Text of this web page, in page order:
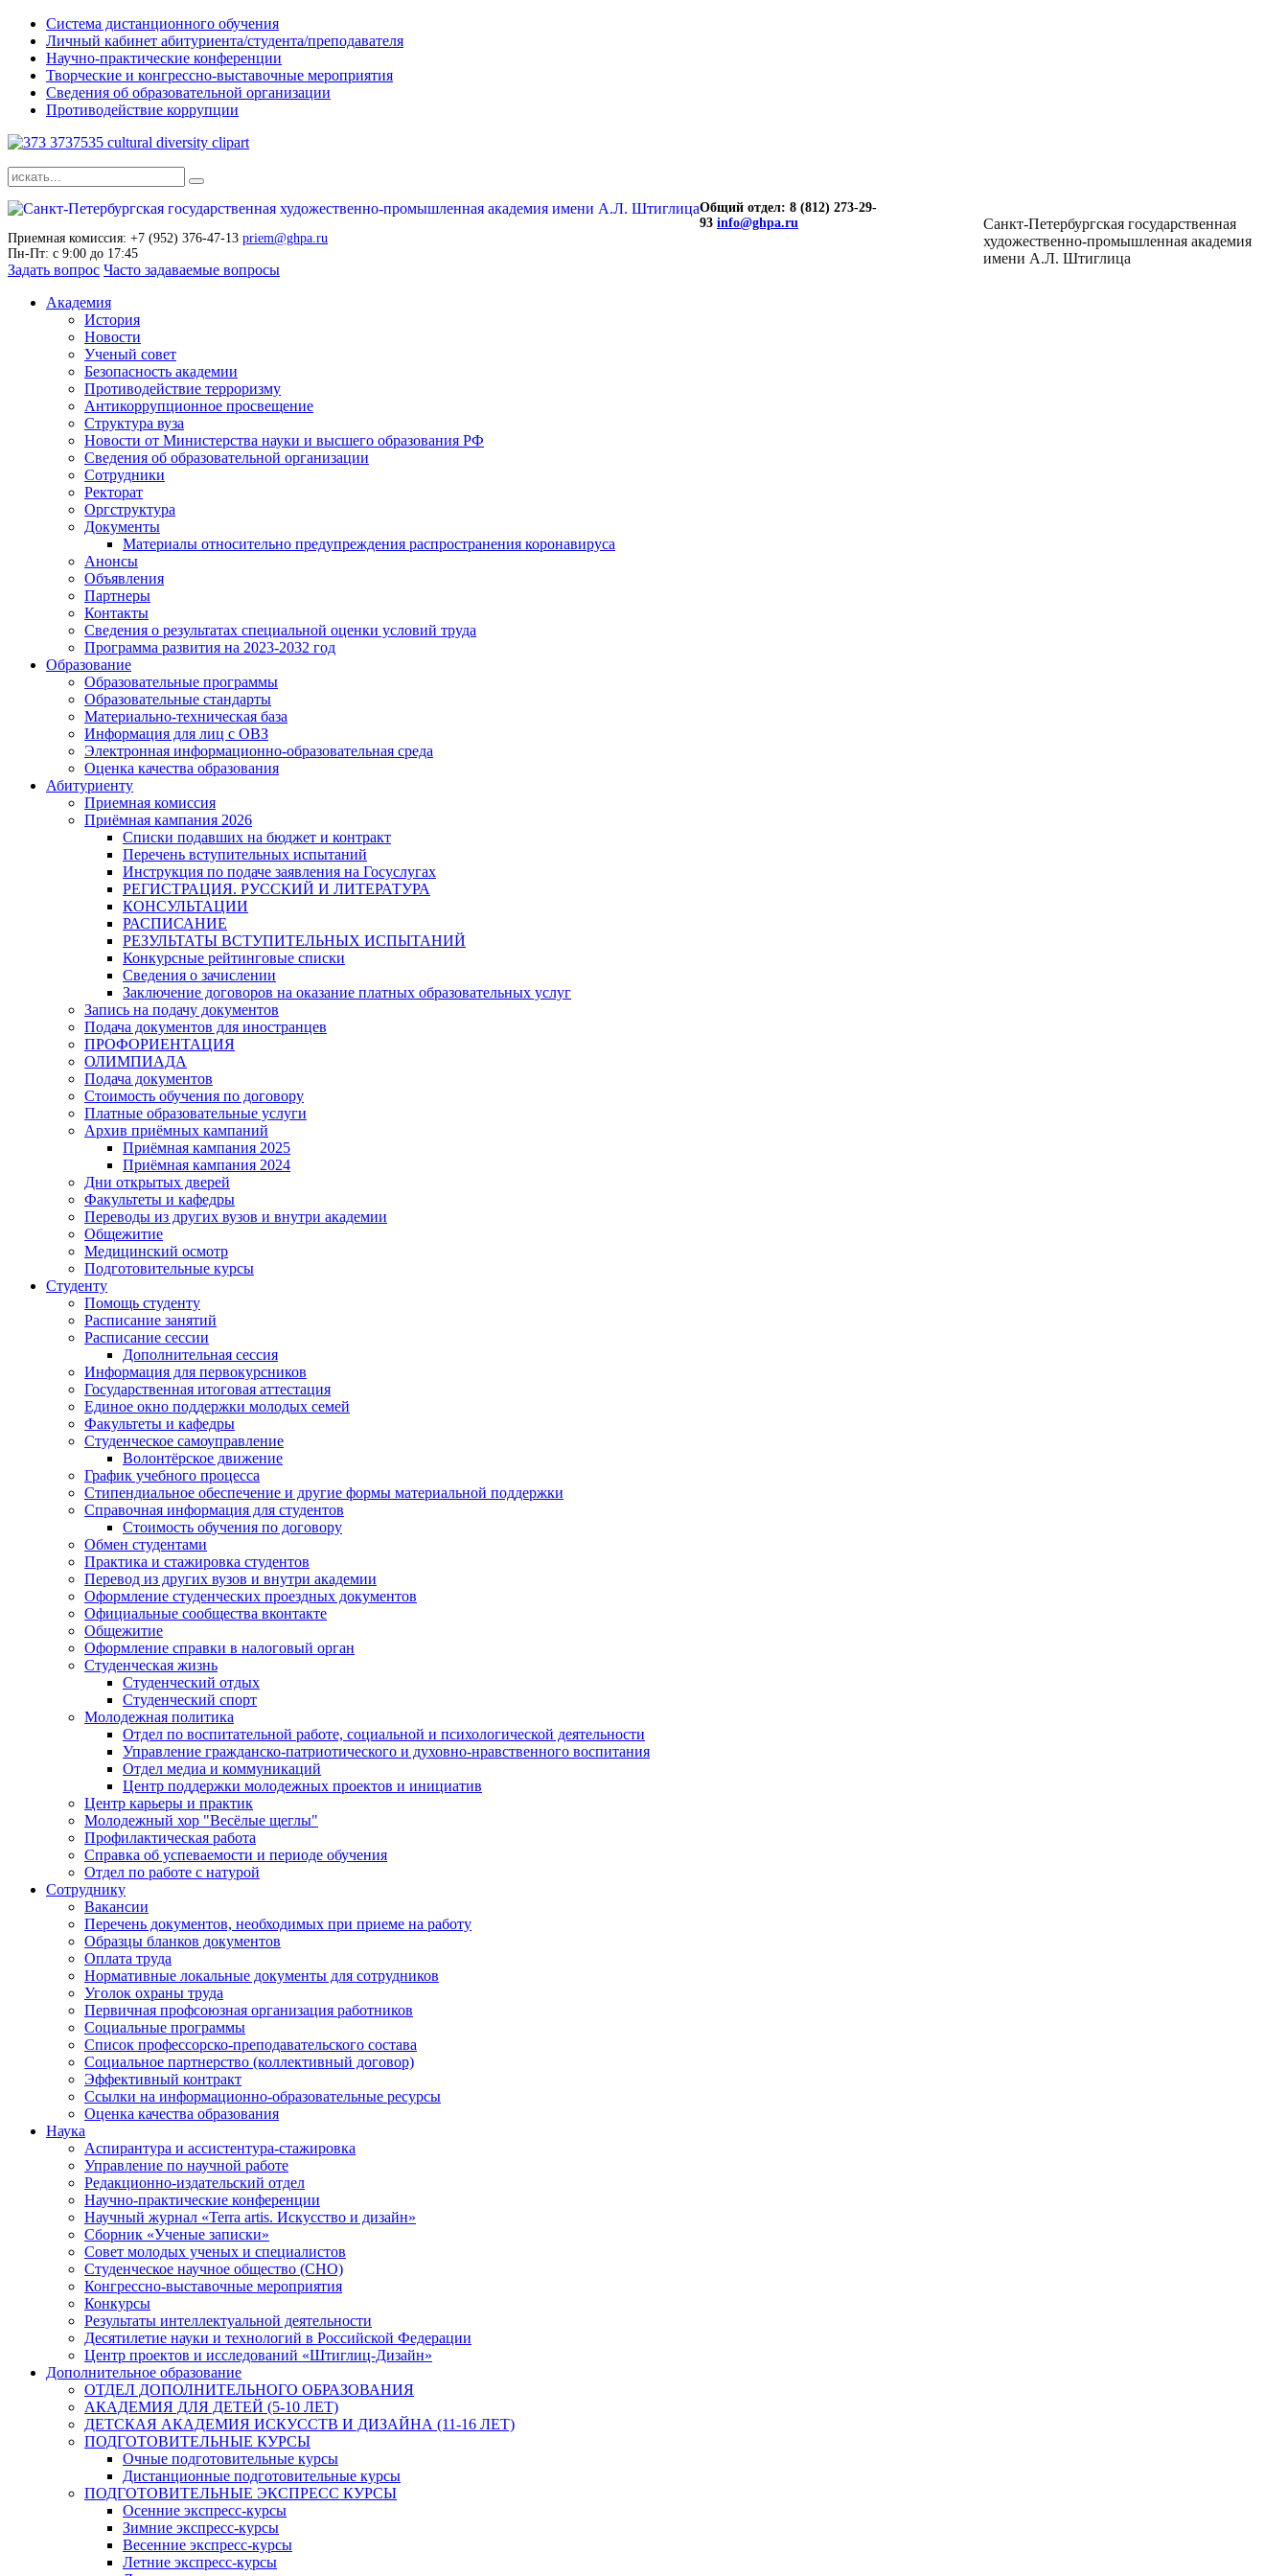
Система дистанционного обучения
Личный кабинет абитуриента/студента/преподавателя
Научно-практические конференции
Творческие и конгрессно-выставочные мероприятия
Сведения об образовательной организации
Противодействие коррупции
Санкт-Петербургская государственная
художественно-промышленная академия
имени А.Л. Штиглица
Общий отдел: 8 (812) 273-29-
93 info@ghpa.ru
Приемная комиссия: +7 (952) 376-47-13 priem@ghpa.ru
Пн-Пт: с 9:00 до 17:45
Задать вопрос Часто задаваемые вопросы
Академия
История
Новости
Ученый совет
Безопасность академии
Противодействие терроризму
Антикоррупционное просвещение
Структура вуза
Новости от Министерства науки и высшего образования РФ
Сведения об образовательной организации
Сотрудники
Ректорат
Оргструктура
Документы
Материалы относительно предупреждения распространения коронавируса
Анонсы
Объявления
Партнеры
Контакты
Сведения о результатах специальной оценки условий труда
Программа развития на 2023-2032 год
Образование
Образовательные программы
Образовательные стандарты
Материально-техническая база
Информация для лиц с ОВЗ
Электронная информационно-образовательная среда
Оценка качества образования
Абитуриенту
Приемная комиссия
Приёмная кампания 2026
Списки подавших на бюджет и контракт
Перечень вступительных испытаний
Инструкция по подаче заявления на Госуслугах
РЕГИСТРАЦИЯ. РУССКИЙ И ЛИТЕРАТУРА
КОНСУЛЬТАЦИИ
РАСПИСАНИЕ
РЕЗУЛЬТАТЫ ВСТУПИТЕЛЬНЫХ ИСПЫТАНИЙ
Конкурсные рейтинговые списки
Сведения о зачислении
Заключение договоров на оказание платных образовательных услуг
Запись на подачу документов
Подача документов для иностранцев
ПРОФОРИЕНТАЦИЯ
ОЛИМПИАДА
Подача документов
Стоимость обучения по договору
Платные образовательные услуги
Архив приёмных кампаний
Приёмная кампания 2025
Приёмная кампания 2024
Дни открытых дверей
Факультеты и кафедры
Переводы из других вузов и внутри академии
Общежитие
Медицинский осмотр
Подготовительные курсы
Студенту
Помощь студенту
Расписание занятий
Расписание сессии
Дополнительная сессия
Информация для первокурсников
Государственная итоговая аттестация
Единое окно поддержки молодых семей
Факультеты и кафедры
Студенческое самоуправление
Волонтёрское движение
График учебного процесса
Стипендиальное обеспечение и другие формы материальной поддержки
Справочная информация для студентов
Cтоимость обучения по договору
Обмен студентами
Практика и стажировка студентов
Перевод из других вузов и внутри академии
Оформление студенческих проездных документов
Официальные сообщества вконтакте
Общежитие
Оформление справки в налоговый орган
Студенческая жизнь
Студенческий отдых
Студенческий спорт
Молодежная политика
Отдел по воспитательной работе, социальной и психологической деятельности
Управление гражданско-патриотического и духовно-нравственного воспитания
Отдел медиа и коммуникаций
Центр поддержки молодежных проектов и инициатив
Центр карьеры и практик
Молодежный хор "Весёлые щеглы"
Профилактическая работа
Справка об успеваемости и периоде обучения
Отдел по работе с натурой
Сотруднику
Вакансии
Перечень документов, необходимых при приеме на работу
Образцы бланков документов
Оплата труда
Нормативные локальные документы для сотрудников
Уголок охраны труда
Первичная профсоюзная организация работников
Социальные программы
Список профессорско-преподавательского состава
Социальное партнерство (коллективный договор)
Эффективный контракт
Ссылки на информационно-образовательные ресурсы
Оценка качества образования
Наука
Аспирантура и ассистентура-стажировка
Управление по научной работе
Редакционно-издательский отдел
Научно-практические конференции
Научный журнал «Terra artis. Искусство и дизайн»
Сборник «Ученые записки»
Совет молодых ученых и специалистов
Студенческое научное общество (СНО)
Конгрессно-выставочные мероприятия
Конкурсы
Результаты интеллектуальной деятельности
Десятилетие науки и технологий в Российской Федерации
Центр проектов и исследований «Штиглиц-Дизайн»
Дополнительное образование
ОТДЕЛ ДОПОЛНИТЕЛЬНОГО ОБРАЗОВАНИЯ
АКАДЕМИЯ ДЛЯ ДЕТЕЙ (5-10 ЛЕТ)
ДЕТСКАЯ АКАДЕМИЯ ИСКУССТВ И ДИЗАЙНА (11-16 ЛЕТ)
ПОДГОТОВИТЕЛЬНЫЕ КУРСЫ
Очные подготовительные курсы
Дистанционные подготовительные курсы
ПОДГОТОВИТЕЛЬНЫЕ ЭКСПРЕСС КУРСЫ
Осенние экспресс-курсы
Зимние экспресс-курсы
Весенние экспресс-курсы
Летние экспресс-курсы